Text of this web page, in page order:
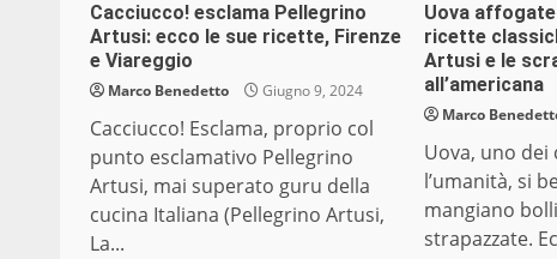
Cacciucco! esclama Pellegrino
Artusi: ecco le sue ricette, Firenze
e Viareggio
Marco Benedetto Giugno 9, 2024
Cacciucco! Esclama, proprio col
punto esclamativo Pellegrino
Artusi, mai superato guru della
cucina Italiana (Pellegrino Artusi,
La...
Uova
ricette
Artusi e le
all’americana
Marco
Uova, uno dei
l’umanità, si
mangiano
strapazzate.